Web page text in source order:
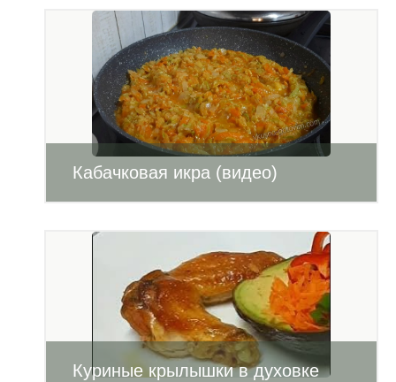
Кабачковая икра (видео)
Куриные крылышки в духовке